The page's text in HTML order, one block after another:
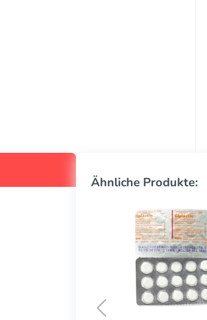
Ähnliche Produkte: